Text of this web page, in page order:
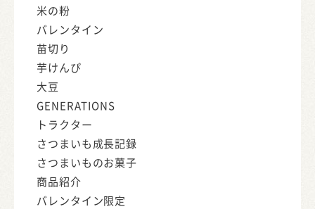
米の粉
バレンタイン
苗切り
芋けんぴ
大豆
GENERATIONS
トラクター
さつまいも成長記録
さつまいものお菓子
商品紹介
バレンタイン限定